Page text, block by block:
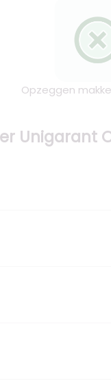
Opzeggen
Unigarant